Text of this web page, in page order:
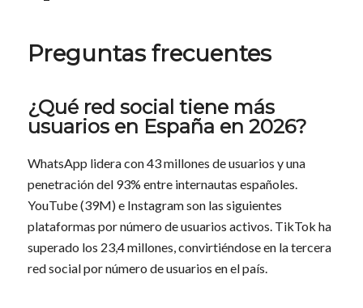
Preguntas frecuentes
¿Qué red social tiene más
usuarios en España en 2026?
WhatsApp lidera con 43 millones de usuarios y una
penetración del 93% entre internautas españoles.
YouTube (39M) e Instagram son las siguientes
plataformas por número de usuarios activos. TikTok ha
superado los 23,4 millones, convirtiéndose en la tercera
red social por número de usuarios en el país.